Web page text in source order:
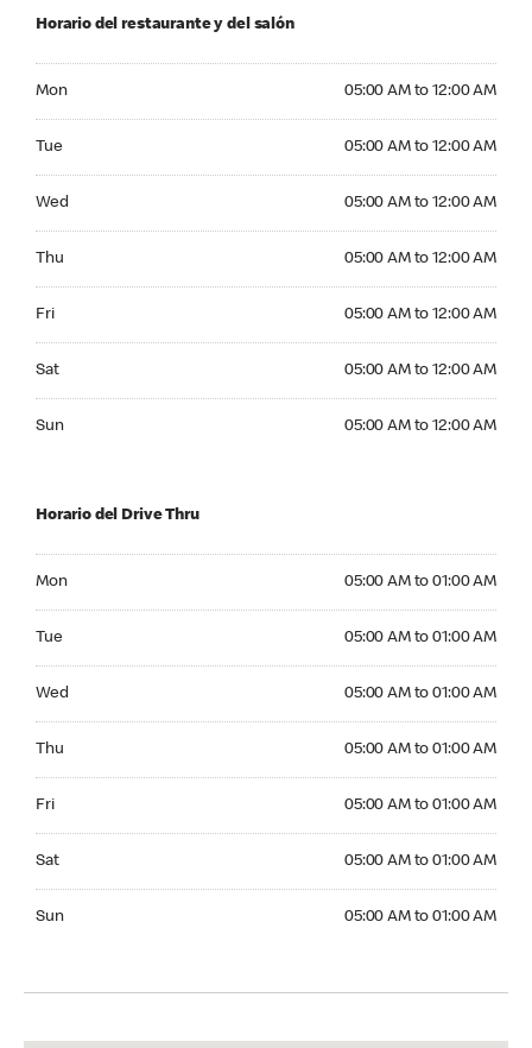
Horario del restaurante y del salón
Mon 05:00 AM to 12:00 AM
Tue 05:00 AM to 12:00 AM
Wed 05:00 AM to 12:00 AM
Thu 05:00 AM to 12:00 AM
Fri 05:00 AM to 12:00 AM
Sat 05:00 AM to 12:00 AM
Sun 05:00 AM to 12:00 AM
Horario del Drive Thru
Mon 05:00 AM to 01:00 AM
Tue 05:00 AM to 01:00 AM
Wed 05:00 AM to 01:00 AM
Thu 05:00 AM to 01:00 AM
Fri 05:00 AM to 01:00 AM
Sat 05:00 AM to 01:00 AM
Sun 05:00 AM to 01:00 AM